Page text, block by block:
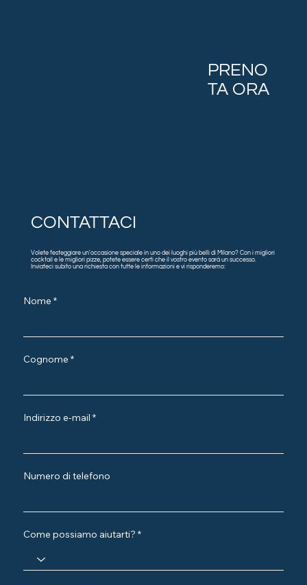
PRENO
TA ORA
CONTATTACI
Volete festeggiare un'occasione speciale in uno dei luoghi più belli di Milano? Con i migliori
cocktail e le migliori pizze, potete essere certi che il vostro evento sarà un successo.
Inviateci subito una richiesta con tutte le informazioni e vi risponderemo:
Nome
Cognome
Indirizzo e-mail
Numero di telefono
Come possiamo aiutarti?